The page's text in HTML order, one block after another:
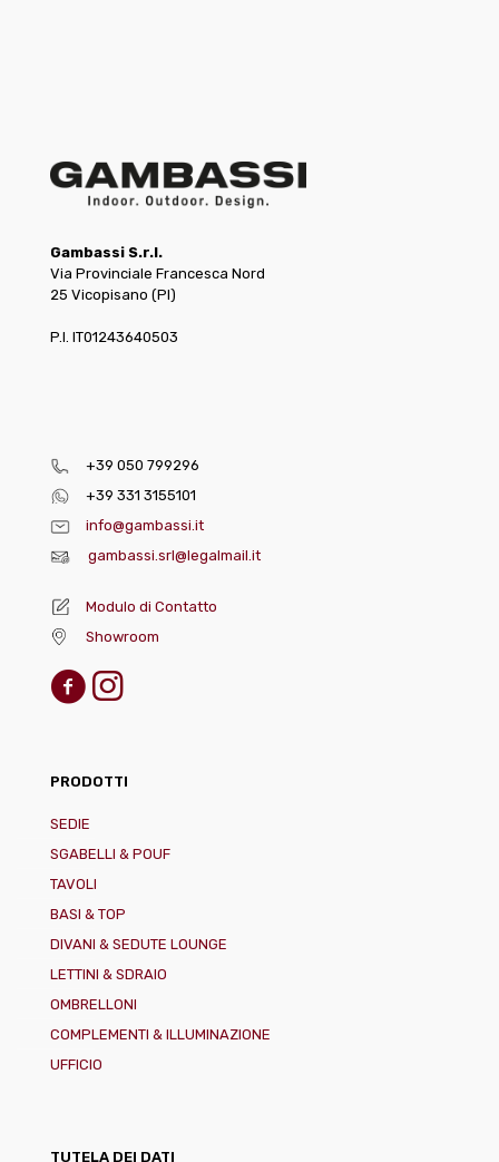
Gambassi S.r.l.
Via Provinciale Francesca Nord
25 Vicopisano (PI)
P.I. IT01243640503
+39 050 799296
+39 331 3155101
info@gambassi.it
gambassi.srl@legalmail.it
Modulo di Contatto
Showroom
PRODOTTI
SEDIE
SGABELLI & POUF
TAVOLI
BASI & TOP
DIVANI & SEDUTE LOUNGE
LETTINI & SDRAIO
OMBRELLONI
COMPLEMENTI & ILLUMINAZIONE
UFFICIO
TUTELA DEI DATI